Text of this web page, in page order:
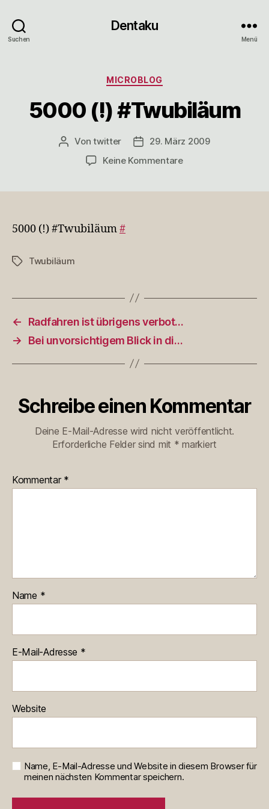
Suchen
Dentaku
Menü
Kategorien
MICROBLOG
5000 (!) #Twubiläum
Beitragsautor
Vontwitter Veröffentlichungsdatum
29. März 2009
Keine Kommentarezu
5000 (!) #Twubiläum#
Schlagwörter
Twubiläum
←
Radfahren ist übrigens verbot…
→
Bei unvorsichtigem Blick in di…
Schreibe einen Kommentar
Deine E-Mail-Adresse wird nicht veröffentlicht.
Erforderliche Felder sind mit * markiert
Kommentar *
Name *
E-Mail-Adresse *
Website
Name, E-Mail-Adresse und Website in diesem Browser für
meinen nächsten Kommentar speichern.